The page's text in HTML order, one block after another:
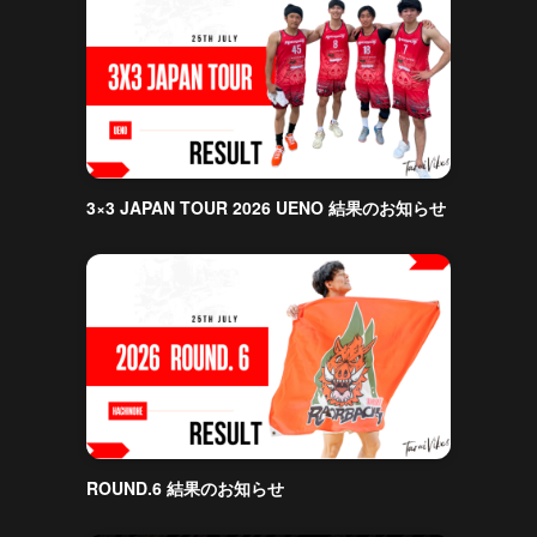
3×3 JAPAN TOUR 2026 UENO 結果のお知らせ
ROUND.6 結果のお知らせ